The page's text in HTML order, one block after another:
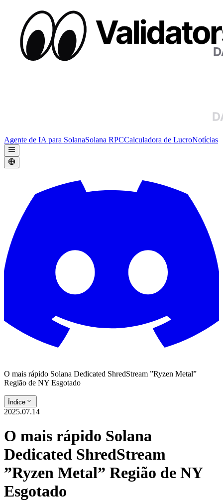
Agente de IA para SolanaSolana RPCCalculadora de LucroNotícias
O mais rápido Solana Dedicated ShredStream ”Ryzen Metal”
Região de NY Esgotado
Índice
2025.07.14
O mais rápido Solana
Dedicated ShredStream
”Ryzen Metal” Região de NY
Esgotado